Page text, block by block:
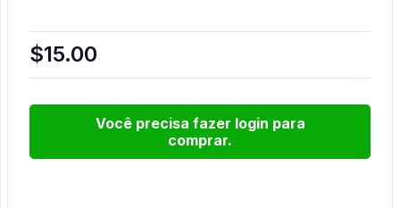
$15.00
1GB
quantidadeVocê precisa fazer login para
comprar.